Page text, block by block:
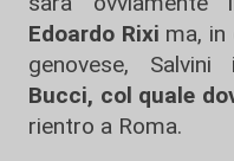
Edoardo Rixi ma, in
genovese,
Bucci, col quale
rientro a Roma.